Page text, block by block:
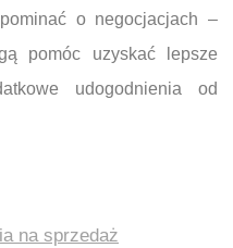
o negocjacjach –
pomóc uzyskać lepsze
udogodnienia od
na sprzedaż